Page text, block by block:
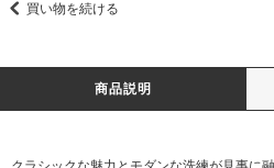
買い物を続ける
商品説明